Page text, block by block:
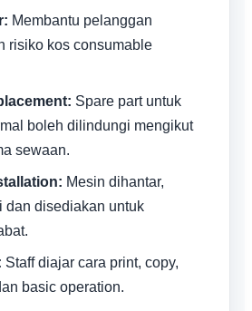
Membantu pelanggan
risiko kos consumable
Spare part untuk
boleh dilindungi mengikut
sewaan.
Mesin dihantar,
dan disediakan untuk
Staff diajar cara print, copy,
basic operation.